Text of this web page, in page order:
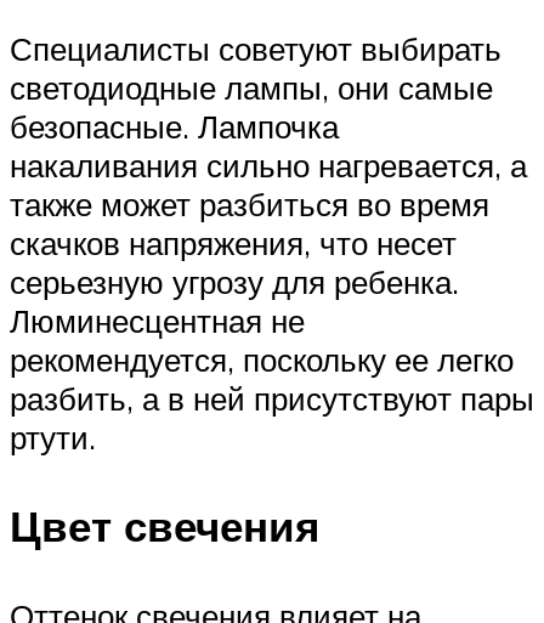
Специалисты советуют выбирать
светодиодные лампы, они самые
безопасные. Лампочка
накаливания сильно нагревается, а
также может разбиться во время
скачков напряжения, что несет
серьезную угрозу для ребенка.
Люминесцентная не
рекомендуется, поскольку ее легко
разбить, а в ней присутствуют пары
ртути.
Цвет свечения
Оттенок свечения влияет на